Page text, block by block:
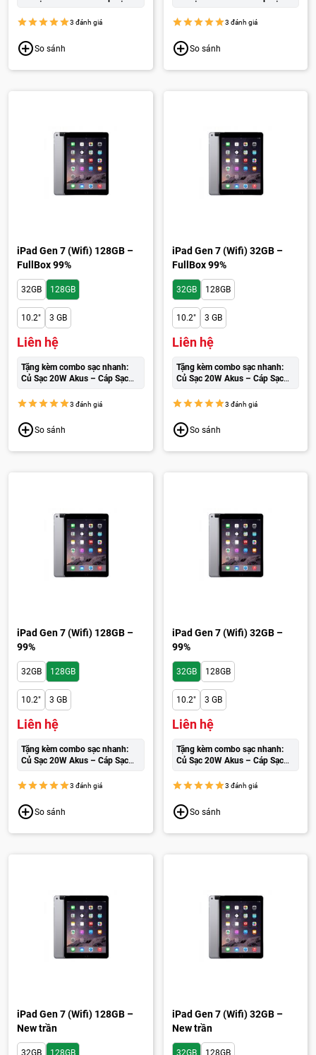
3 đánh giá
So sánh
3 đánh giá
So sánh
iPad Gen 7 (Wifi) 128GB –
FullBox 99%
32GB 128GB
10.2" 3 GB
Liên hệ
Tặng kèm combo sạc nhanh:
Củ Sạc 20W Akus – Cáp Sạc
3 đánh giá
So sánh
iPad Gen 7 (Wifi) 32GB –
FullBox 99%
32GB 128GB
10.2" 3 GB
Liên hệ
Tặng kèm combo sạc nhanh:
Củ Sạc 20W Akus – Cáp Sạc
3 đánh giá
So sánh
iPad Gen 7 (Wifi) 128GB –
99%
32GB 128GB
10.2" 3 GB
Liên hệ
Tặng kèm combo sạc nhanh:
Củ Sạc 20W Akus – Cáp Sạc
3 đánh giá
So sánh
iPad Gen 7 (Wifi) 32GB –
99%
32GB 128GB
10.2" 3 GB
Liên hệ
Tặng kèm combo sạc nhanh:
Củ Sạc 20W Akus – Cáp Sạc
3 đánh giá
So sánh
iPad Gen 7 (Wifi) 128GB –
New trần
32GB 128GB
iPad Gen 7 (Wifi) 32GB –
New trần
32GB 128GB